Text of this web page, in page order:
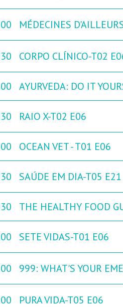
MÉDECINES
CORPO CLÍNICO-T02
AYURVEDA: DO IT
RAIO X-T02 E06
OCEAN VET - T01 E06
SAÚDE EM DIA-T05 E21
THE HEALTHY FOOD
SETE VIDAS-T01 E06
999: WHAT'S YOUR
PURA VIDA-T05 E06